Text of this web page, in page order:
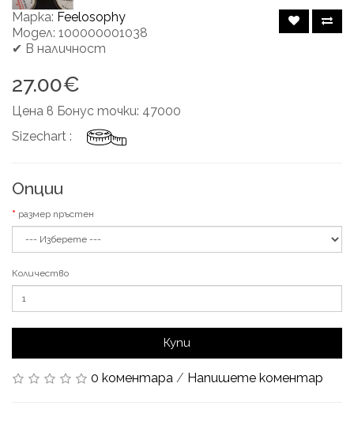
Марка: Feelosophy
Модел: 100000001038
✔ В наличност
27.00€
Цена в Бонус точки: 47000
Sizechart :
Опции
размер пръстен
Количество
Купи
0 коментара / Напишете коментар